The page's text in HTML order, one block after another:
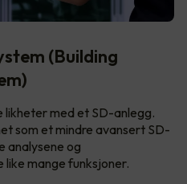
(Building
likheter med et SD-anlegg.
som et mindre avansert SD-
analysene og
like mange funksjoner.